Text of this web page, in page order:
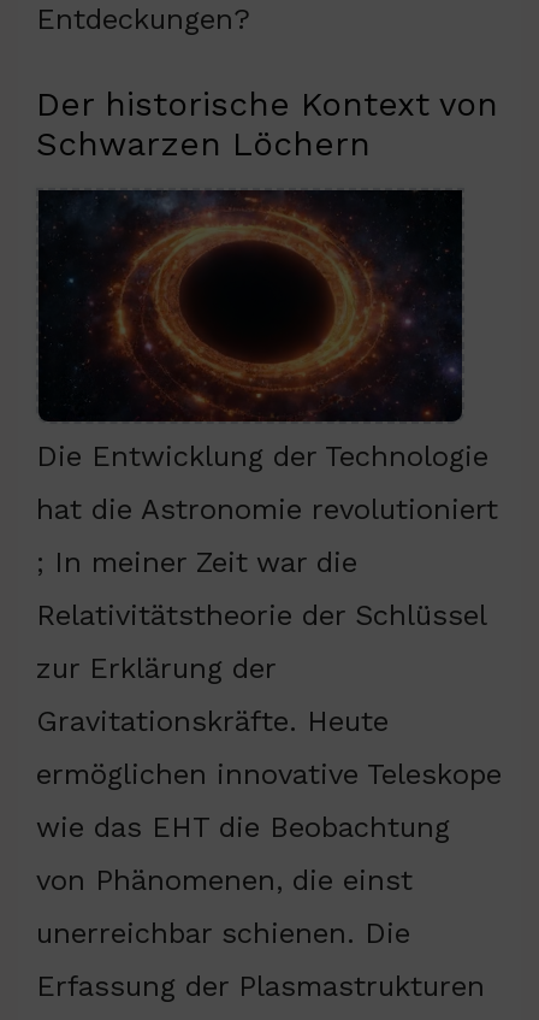
Entdeckungen?
Der historische Kontext von
Schwarzen Löchern
Die Entwicklung der Technologie
hat die Astronomie revolutioniert
; In meiner Zeit war die
Relativitätstheorie der Schlüssel
zur Erklärung der
Gravitationskräfte. Heute
ermöglichen innovative Teleskope
wie das EHT die Beobachtung
von Phänomenen, die einst
unerreichbar schienen. Die
Erfassung der Plasmastrukturen